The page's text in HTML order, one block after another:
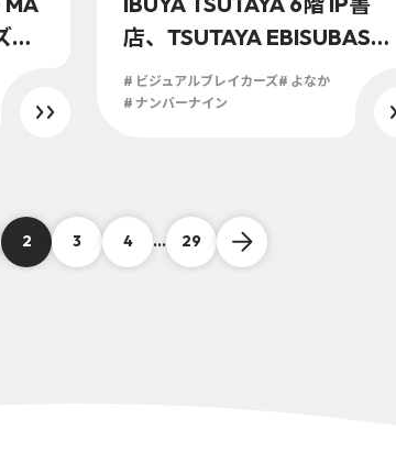
に
店、TSUTAYA EBISUBASHI
B1階 大阪 IP書店にて『ビジ
ュアルブレイカーズ(1)』オ
# ビジュアルブレイカーズ# よなか
# ナンバーナイン
2 3 4 ... 29